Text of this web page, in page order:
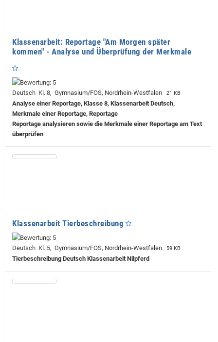
Klassenarbeit: Reportage "Am Morgen später
kommen" - Analyse und Überprüfung der Merkmale
Deutsch Kl. 8, Gymnasium/FOS, Nordrhein-Westfalen 21 KB
Analyse einer Reportage, Klasse 8, Klassenarbeit Deutsch,
Merkmale einer Reportage, Reportage
Reportage analysieren sowie die Merkmale einer Reportage am Text
überprüfen
Klassenarbeit Tierbeschreibung
Deutsch Kl. 5, Gymnasium/FOS, Nordrhein-Westfalen 59 KB
Tierbeschreibung Deutsch Klassenarbeit Nilpferd